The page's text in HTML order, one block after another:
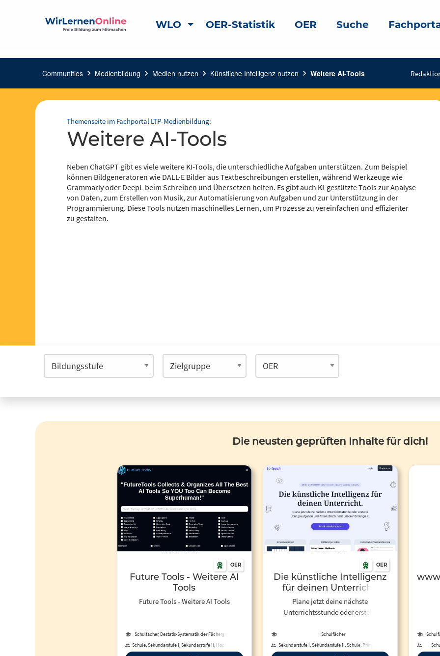
WLO OER-Statistik OER Suche
Communities chevron_right Medienbildung chevron_right Medien nutzen chevron_right Künstliche Intelligenz nutzen chevron_right Weitere AI-Tools
Themenseite im Fachportal LTP-Medienbildung:
Weitere AI-Tools
Neben ChatGPT gibt es viele weitere KI-Tools, die unterschiedliche Aufgaben unterstützen. Zum Beispiel
können Bildgeneratoren wie DALL·E Bilder aus Textbeschreibungen erstellen, während Werkzeuge wie
Grammarly oder DeepL beim Schreiben und Übersetzen helfen. Es gibt auch KI-gestützte Tools zur Analyse
von Daten, zum Erstellen von Musik, zur Automatisierung von Aufgaben und zur Unterstützung in der
Programmierung. Diese Tools nutzen maschinelles Lernen, um Prozesse zu vereinfachen und effizienter
zu gestalten.
Die neusten geprüften Inhalte für dich!
OER
Future Tools - Weitere AI
Tools
Future Tools - Weitere AI Tools
Schulfächer, Destatis-Systematik der Fächergruppen,
Schule, Sekundarstufe I, Sekundarstufe II, Hochschule,
Berufliche Bildung, Fortbildung, Erwachsenenbildung,
OER
Die künstliche Intelligenz
für deinen Unterricht.
Plane jetzt deine nächste
Unterrichtsstunde oder erstelle
mit unserer Bildungs-KI.
Schulfächer
Sekundarstufe I, Sekundarstufe II, Schule, Primarstufe,
Berufliche Bildung, Hochschule, Fortbildung,